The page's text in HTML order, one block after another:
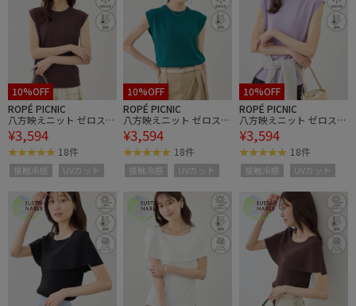
10%OFF
ROPÉ PICNIC
八方映えニット ゼロスリ
ーブニットプルオーバ
ー/UVカット・接触冷
感・イージーケア
¥3,594
18件
接触冷感 UVカット
10%OFF
ROPÉ PICNIC
八方映えニット ゼロスリ
ーブニットプルオーバ
ー/UVカット・接触冷
感・イージーケア
¥3,594
18件
接触冷感 UVカット
10%OFF
ROPÉ PICNIC
八方映えニット ゼロスリ
ーブニットプルオーバ
ー/UVカット・接触冷
感・イージーケア
¥3,594
18件
接触冷感 UVカット